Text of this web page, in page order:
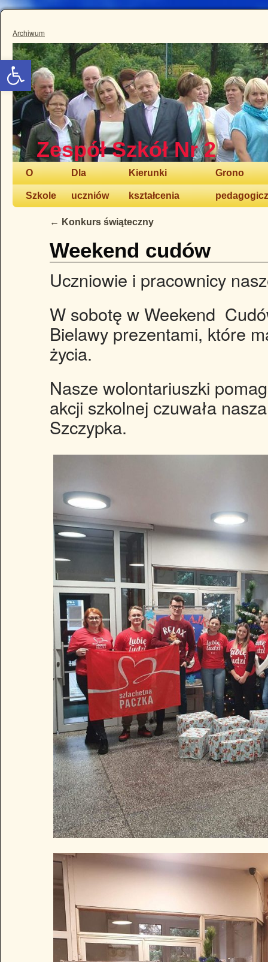
Otwórz pasek narzędzi
Archiwum
Zespół Szkół Nr 2
O
Szkole
Dla
uczniów
Kierunki
kształcenia
Grono
← Konkurs świąteczny
Weekend cudów
Uczniowie i pracownicy
W sobotę w Weekend
Bielawy prezentami, które
życia.
Nasze wolontariuszki
akcji szkolnej czuwała
Szczypka.